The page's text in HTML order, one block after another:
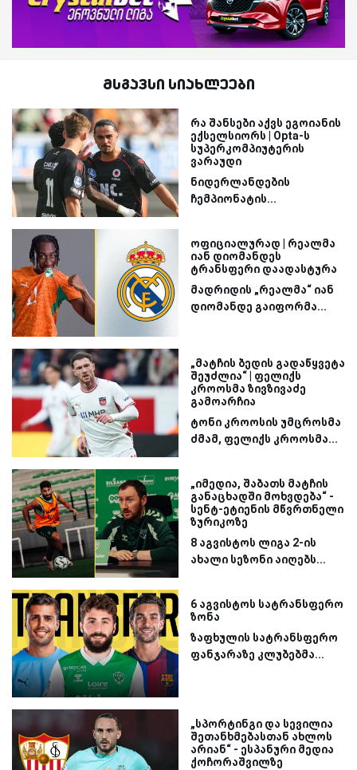
მსგავსი სიახლეები
რა შანსები აქვს ეგოიანის
ექსელსიორს | Opta-ს
სუპერკომპიუტერის
ვარაუდი
ნიდერლანდების
ჩემპიონატის...
ოფიციალურად | რეალმა
იან დიომანდეს
ტრანსფერი დაადასტურა
მადრიდის „რეალმა“ იან
დიომანდე გაიფორმა...
„მატჩის ბედის გადაწყვეტა
შეუძლია“ | ფელიქს
კროოსმა ზივზივაძე
გამოარჩია
ტონი კროოსის უმცროსმა
ძმამ, ფელიქს კროოსმა...
„იმედია, შაბათს მატჩის
განაცხადში მოხვდება“ -
სენტ-ეტიენის მწვრთნელი
ზურიკოზე
8 აგვისტოს ლიგა 2-ის
ახალი სეზონი აიღებს...
6 აგვისტოს სატრანსფერო
ზონა
ზაფხულის სატრანსფერო
ფანჯარაზე კლუბებმა...
„სპორტინგი და სევილია
შეთანხმებასთან ახლოს
არიან“ - ესპანური მედია
ქოჩორაშვილზე